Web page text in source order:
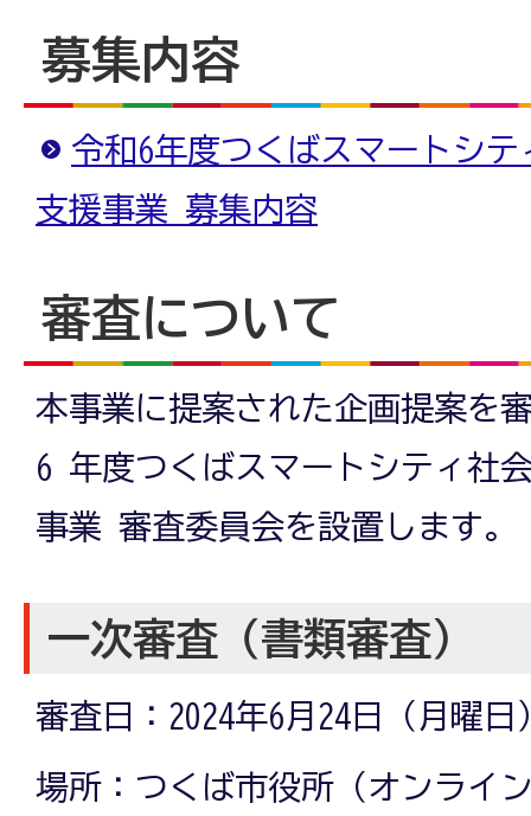
募集内容
令和6年度つくばスマートシ
支援事業 募集内容
審査について
本事業に提案された企画提案を
6 年度つくばスマートシティ社
事業 審査委員会を設置します。
一次審査（書類審査）
審査日：2024年6月24日（月曜
場所：つくば市役所（オンライ